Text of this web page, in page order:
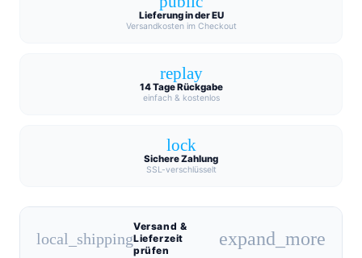
Lieferung in der EU
Versandkosten im Checkout
replay
14 Tage Rückgabe
einfach & kostenlos
lock
Sichere Zahlung
SSL-verschlüsselt
local_shipping
Versand &
Lieferzeit
prüfen
expand_more